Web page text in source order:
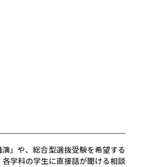
」や、総合型選抜受験を希望する
学科の学生に直接話が聞ける相談